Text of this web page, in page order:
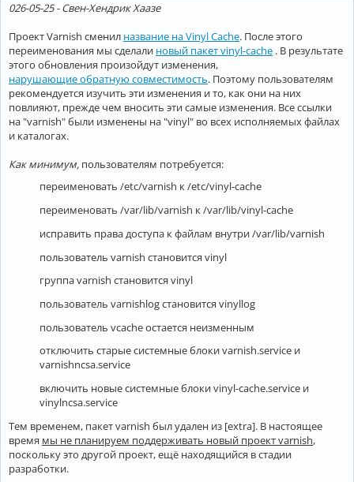
я
026-05-25 - Свен-Хендрик Хаазе
Проект Varnish сменил название на Vinyl Cache. После этого
переименования мы сделали новый пакет vinyl-cache . В результате
этого обновления произойдут изменения,
нарушающие обратную совместимость. Поэтому пользователям
рекомендуется изучить эти изменения и то, как они на них
повлияют, прежде чем вносить эти самые изменения. Все ссылки
на "varnish" были изменены на "vinyl" во всех исполняемых файлах
и каталогах.
Как минимум, пользователям потребуется:
переименовать /etc/varnish к /etc/vinyl-cache
переименовать /var/lib/varnish к /var/lib/vinyl-cache
исправить права доступа к файлам внутри /var/lib/varnish
пользователь varnish становится vinyl
группа varnish становится vinyl
пользователь varnishlog становится vinyllog
пользователь vcache остается неизменным
отключить старые системные блоки varnish.service и
varnishncsa.service
включить новые системные блоки vinyl-cache.service и
vinylncsa.service
Тем временем, пакет varnish был удален из [extra]. В настоящее
время мы не планируем поддерживать новый проект varnish,
поскольку это другой проект, ещё находящийся в стадии
разработки.